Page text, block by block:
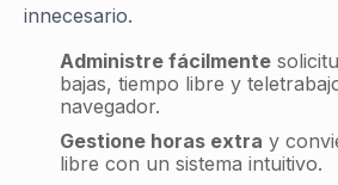
innecesario.
Administre fácilmente
bajas, tiempo libre y
navegador.
Gestione horas extra y
libre con un sistema intuitivo.